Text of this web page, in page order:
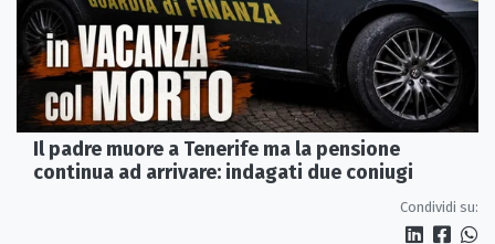
Il padre muore a Tenerife ma la pensione
continua ad arrivare: indagati due coniugi
Condividi su: